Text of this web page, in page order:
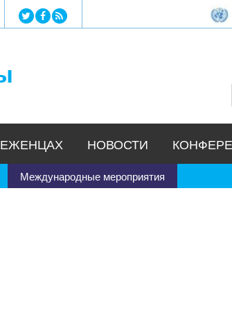
Jump to navigation
Международные мероприятия
НОВОСТИ